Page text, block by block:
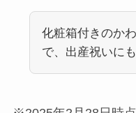
化粧箱付きのか
で、出産祝いに